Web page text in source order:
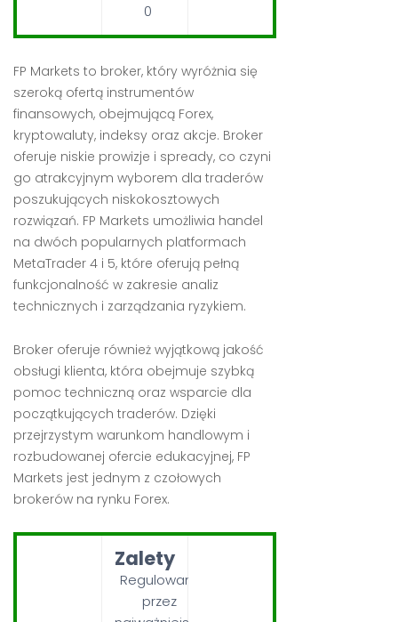
0
FP Markets to broker, który wyróżnia się
szeroką ofertą instrumentów
finansowych, obejmującą Forex,
kryptowaluty, indeksy oraz akcje. Broker
oferuje niskie prowizje i spready, co czyni
go atrakcyjnym wyborem dla traderów
poszukujących niskokosztowych
rozwiązań. FP Markets umożliwia handel
na dwóch popularnych platformach
MetaTrader 4 i 5, które oferują pełną
funkcjonalność w zakresie analiz
technicznych i zarządzania ryzykiem.
Broker oferuje również wyjątkową jakość
obsługi klienta, która obejmuje szybką
pomoc techniczną oraz wsparcie dla
początkujących traderów. Dzięki
przejrzystym warunkom handlowym i
rozbudowanej ofercie edukacyjnej, FP
Markets jest jednym z czołowych
brokerów na rynku Forex.
Zalety
Regulowany
przez